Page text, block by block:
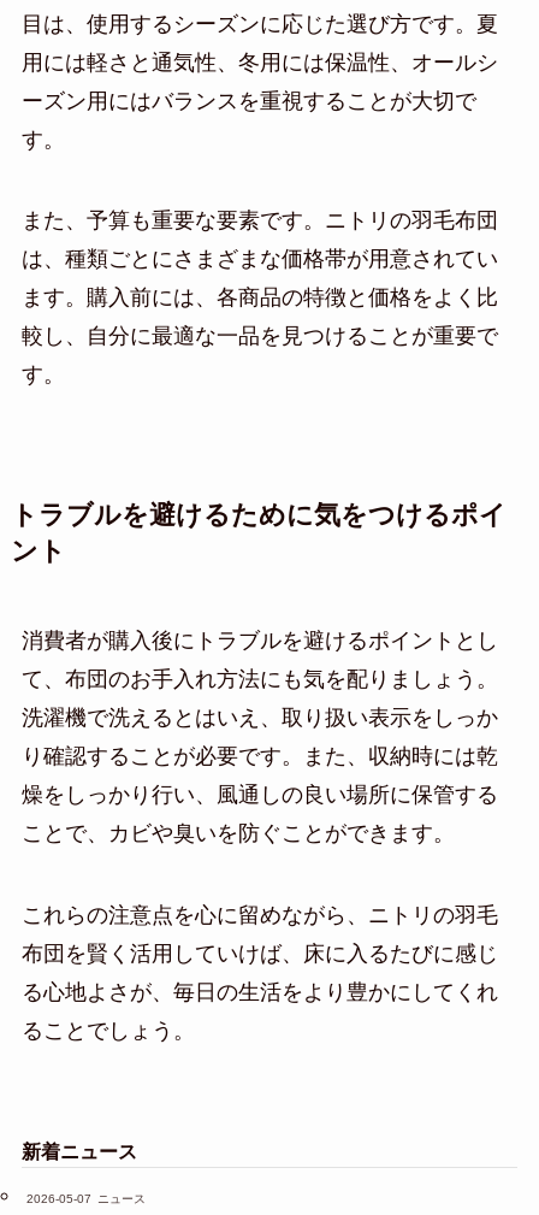
目は、使用するシーズンに応じた選び方です。夏
用には軽さと通気性、冬用には保温性、オールシ
ーズン用にはバランスを重視することが大切で
す。
また、予算も重要な要素です。ニトリの羽毛布団
は、種類ごとにさまざまな価格帯が用意されてい
ます。購入前には、各商品の特徴と価格をよく比
較し、自分に最適な一品を見つけることが重要で
す。
トラブルを避けるために気をつけるポイ
ント
消費者が購入後にトラブルを避けるポイントとし
て、布団のお手入れ方法にも気を配りましょう。
洗濯機で洗えるとはいえ、取り扱い表示をしっか
り確認することが必要です。また、収納時には乾
燥をしっかり行い、風通しの良い場所に保管する
ことで、カビや臭いを防ぐことができます。
これらの注意点を心に留めながら、ニトリの羽毛
布団を賢く活用していけば、床に入るたびに感じ
る心地よさが、毎日の生活をより豊かにしてくれ
ることでしょう。
新着ニュース
2026-05-07 ニュース